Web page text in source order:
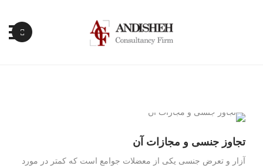
تجاوز جنسی و مجازات آن
آزار و تعرض جنسی یکی از معضلات جوامع است که کمتر در مورد